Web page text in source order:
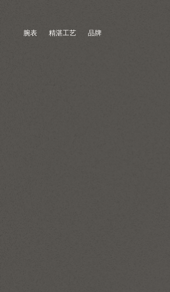
腕表 精湛工艺 品牌